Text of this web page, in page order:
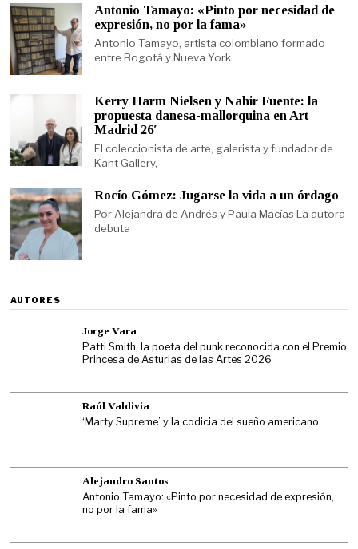
Antonio Tamayo: «Pinto por necesidad de
expresión, no por la fama»
Antonio Tamayo, artista colombiano formado
entre Bogotá y Nueva York
Kerry Harm Nielsen y Nahir Fuente: la
propuesta danesa-mallorquina en Art
Madrid 26′
El coleccionista de arte, galerista y fundador de
Kant Gallery,
Rocío Gómez: Jugarse la vida a un órdago
Por Alejandra de Andrés y Paula Macías La autora
debuta
AUTORES
Jorge Vara
Patti Smith, la poeta del punk reconocida con el Premio
Princesa de Asturias de las Artes 2026
Raúl Valdivia
‘Marty Supreme’ y la codicia del sueño americano
Alejandro Santos
Antonio Tamayo: «Pinto por necesidad de expresión,
no por la fama»